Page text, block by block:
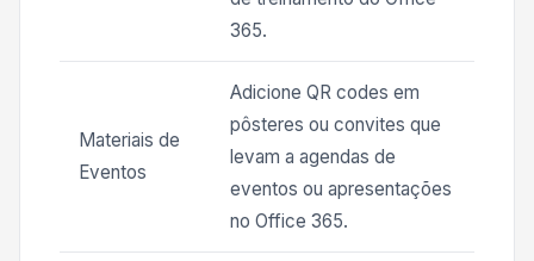
365.
Materiais de
Eventos
Adicione QR codes em
pôsteres ou convites que
levam a agendas de
eventos ou apresentações
no Office 365.